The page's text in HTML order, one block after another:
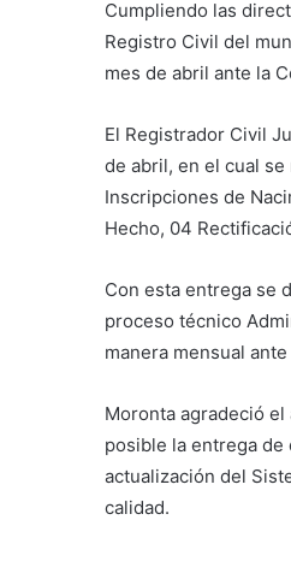
Cumpliendo las
Registro Civil del
mes de abril ante la
El Registrador Civil
de abril, en el cual
Inscripciones de
Hecho, 04
Con esta entrega se
proceso técnico
manera mensual
Moronta agradeció el
posible la entrega de
actualización del
calidad.